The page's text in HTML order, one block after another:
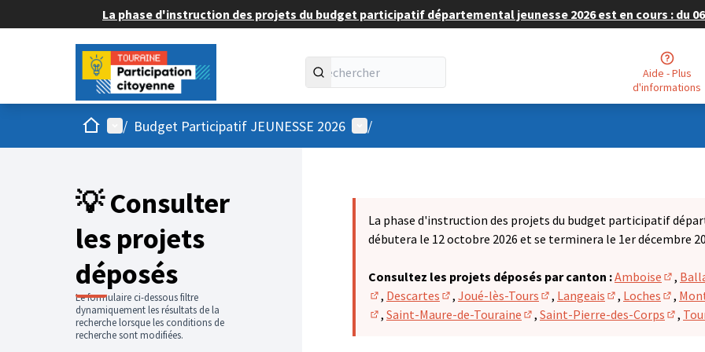
La phase d'instruction des projets du budget participatif départemental jeunesse 2026 est en cours : du
Aide - Plus
d'informations
AccueilMenu principal
/ Budget Participatif JEUNESSE 2026 Menu utilisateur
/
💡 Consulter
les projets
déposés
Le formulaire ci-dessous filtre
dynamiquement les résultats de la
recherche lorsque les conditions de
recherche sont modifiées.
La phase d'instruction des projets du budget participatif
débutera le 12 octobre 2026 et se terminera le 1er décembre
Consultez les projets déposés par canton :Amboise
,
(S'ouvre dans un nouvel onglet)
, Descartes
(S'ouvre dans un nouvel onglet)
, Joué-lès-Tours
(S'ouvre dans un nouvel
, Langeais
(S'ouvre dans un
, Loches
,
, Saint-Maure-de-Touraine
, Saint-Pierre-des-Corps
,